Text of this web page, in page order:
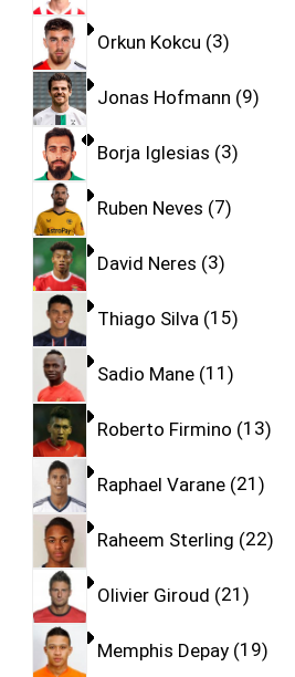
Orkun Kokcu 3
Jonas Hofmann 9
Borja Iglesias 3
Ruben Neves 7
David Neres 3
Thiago Silva 15
Sadio Mane 11
Roberto Firmino 13
Raphael Varane 21
Raheem Sterling 22
Olivier Giroud 21
Memphis Depay 19